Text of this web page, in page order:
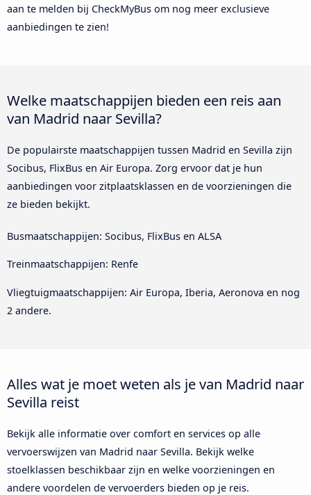
aan te melden bij CheckMyBus om nog meer exclusieve
aanbiedingen te zien!
Welke maatschappijen bieden een reis aan
van Madrid naar Sevilla?
De populairste maatschappijen tussen Madrid en Sevilla zijn
Socibus, FlixBus en Air Europa. Zorg ervoor dat je hun
aanbiedingen voor zitplaatsklassen en de voorzieningen die
ze bieden bekijkt.
Busmaatschappijen: Socibus, FlixBus en ALSA
Treinmaatschappijen: Renfe
Vliegtuigmaatschappijen: Air Europa, Iberia, Aeronova en nog
2 andere.
Alles wat je moet weten als je van Madrid naar
Sevilla reist
Bekijk alle informatie over comfort en services op alle
vervoerswijzen van Madrid naar Sevilla. Bekijk welke
stoelklassen beschikbaar zijn en welke voorzieningen en
andere voordelen de vervoerders bieden op je reis.